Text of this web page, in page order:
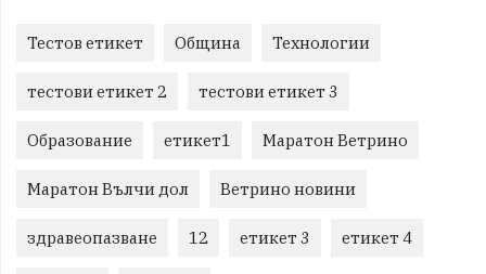
Тестов етикет Община Технологии
тестови етикет 2 тестови етикет 3
Образование етикет1 Маратон Ветрино
Маратон Вълчи дол Ветрино новини
здравеопазване 12 етикет 3 етикет 4